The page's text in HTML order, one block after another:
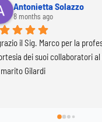
Anto Colombo
a year ago
il mio adorato papa’mi
x l’ultimo saluto
devo ringraziare la